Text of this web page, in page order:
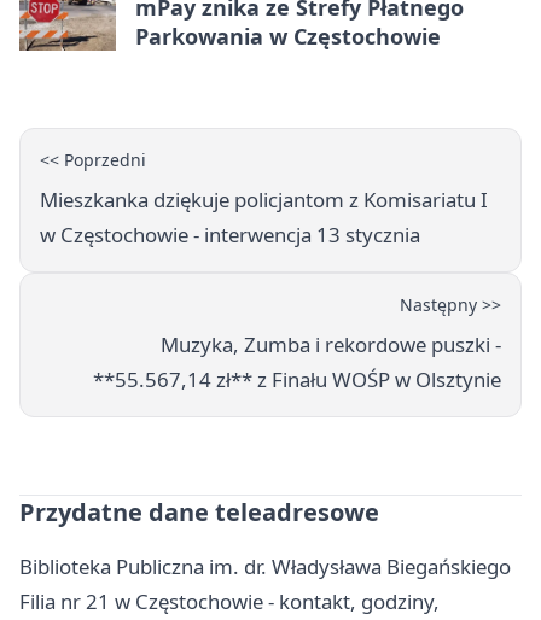
mPay znika ze Strefy Płatnego
Parkowania w Częstochowie
<< Poprzedni
Mieszkanka dziękuje policjantom z Komisariatu I
w Częstochowie - interwencja 13 stycznia
Następny >>
Muzyka, Zumba i rekordowe puszki -
**55.567,14 zł** z Finału WOŚP w Olsztynie
Przydatne dane teleadresowe
Biblioteka Publiczna im. dr. Władysława Biegańskiego
Filia nr 21 w Częstochowie - kontakt, godziny,